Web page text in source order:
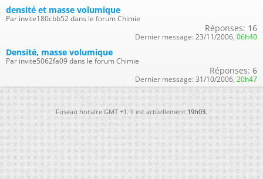
densité et masse volumique
Par invite180cbb52 dans le forum Chimie
Réponses: 16
Dernier message: 23/11/2006, 06h40
Densité, masse volumique
Par invite5062fa09 dans le forum Chimie
Réponses: 6
Dernier message: 31/10/2006, 20h47
Fuseau horaire GMT +1. Il est actuellement19h03.